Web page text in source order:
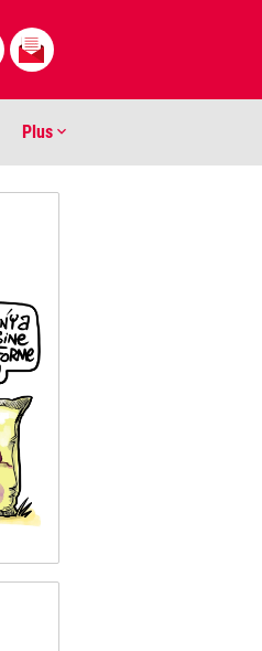
Plus